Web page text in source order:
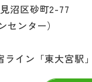
沼区砂町2-77
ンター）
イン「東大宮駅